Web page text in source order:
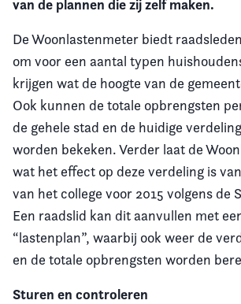
van de plannen die zij zelf maken.
De Woonlastenmeter biedt
om voor een aantal typen
krijgen wat de hoogte van de
Ook kunnen de totale opbrengsten
de gehele stad en de huidige
worden bekeken. Verder laat de
wat het effect op deze verdeling is
van het college voor 2015 volgens de
Een raadslid kan dit aanvullen met
“lastenplan”, waarbij ook weer de
en de totale opbrengsten worden
Sturen en controleren